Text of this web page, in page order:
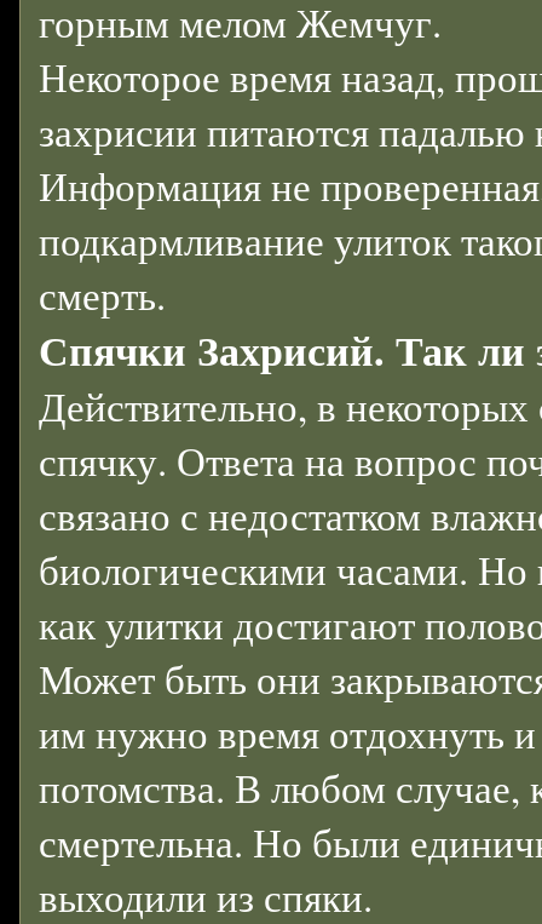
горным мелом Жемчуг.
Некоторое время назад,
захрисии питаются
Информация не
подкармливание улиток
смерть.
Спячки Захрисий. Так ли
Действительно, в
спячку. Ответа на вопрос
связано с недостатком
биологическими часами. Но
как улитки достигают
Может быть они
им нужно время отдохнуть
потомства. В любом случае,
смертельна. Но были
выходили из спяки.